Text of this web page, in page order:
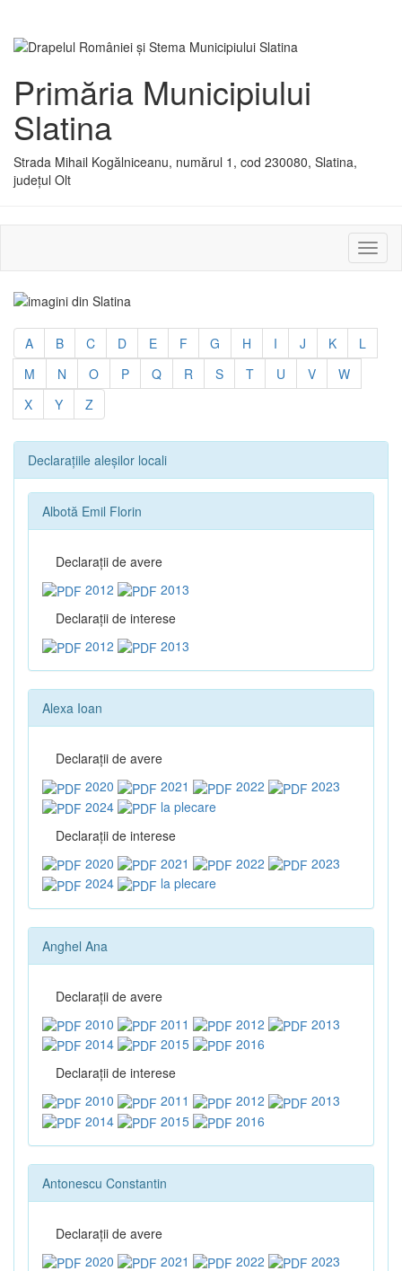
Primăria Municipiului
Slatina
Strada Mihail Kogălniceanu, numărul 1, cod 230080, Slatina,
județul Olt
sau
A B C D E F G H I J K
L
M
N O P Q R S T U V
W
X
Y Z
Declarațiile aleșilor locali
Albotă Emil Florin
Declaraţii de avere
2012
2013
Declaraţii de interese
2012
2013
Alexa Ioan
Declaraţii de avere
2020
2021 2022
2023
2024
la plecare
Declaraţii de interese
2020
2021 2022
2023
2024
la plecare
Anghel Ana
Declaraţii de avere
2010
2011 2012
2013
2014
2015
2016
Declaraţii de interese
2010
2011 2012
2013
2014
2015 2016
Antonescu Constantin
Declaraţii de avere
2020
2021 2022
2023